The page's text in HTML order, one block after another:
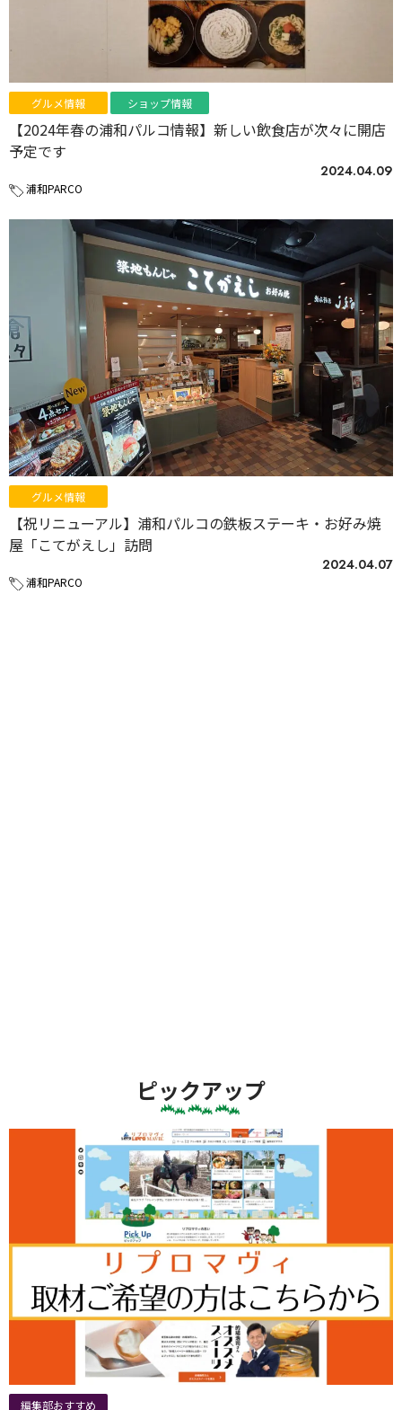
グルメ情報 ショップ情報
【2024年春の浦和パルコ情報】新しい飲食店が次々に開店
予定です
2024.04.09
浦和PARCO
グルメ情報
【祝リニューアル】浦和パルコの鉄板ステーキ・お好み焼
屋「こてがえし」訪問
2024.04.07
浦和PARCO
ピックアップ
編集部おすすめ